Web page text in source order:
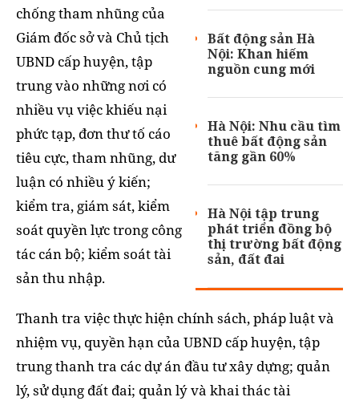
Bất động sản Hà
Nội: Khan hiếm
nguồn cung mới
Hà Nội: Nhu cầu tìm
thuê bất động sản
tăng gần 60%
Hà Nội tập trung
phát triển đồng bộ
thị trường bất động
sản, đất đai
chống tham nhũng của
Giám đốc sở và Chủ tịch
UBND cấp huyện, tập
trung vào những nơi có
nhiều vụ việc khiếu nại
phức tạp, đơn thư tố cáo
tiêu cực, tham nhũng, dư
luận có nhiều ý kiến;
kiểm tra, giám sát, kiểm
soát quyền lực trong công
tác cán bộ; kiểm soát tài
sản thu nhập.
Thanh tra việc thực hiện chính sách, pháp luật và
nhiệm vụ, quyền hạn của UBND cấp huyện, tập
trung thanh tra các dự án đầu tư xây dựng; quản
lý, sử dụng đất đai; quản lý và khai thác tài